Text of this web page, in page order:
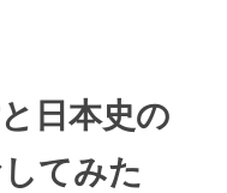
日本史の
てみた